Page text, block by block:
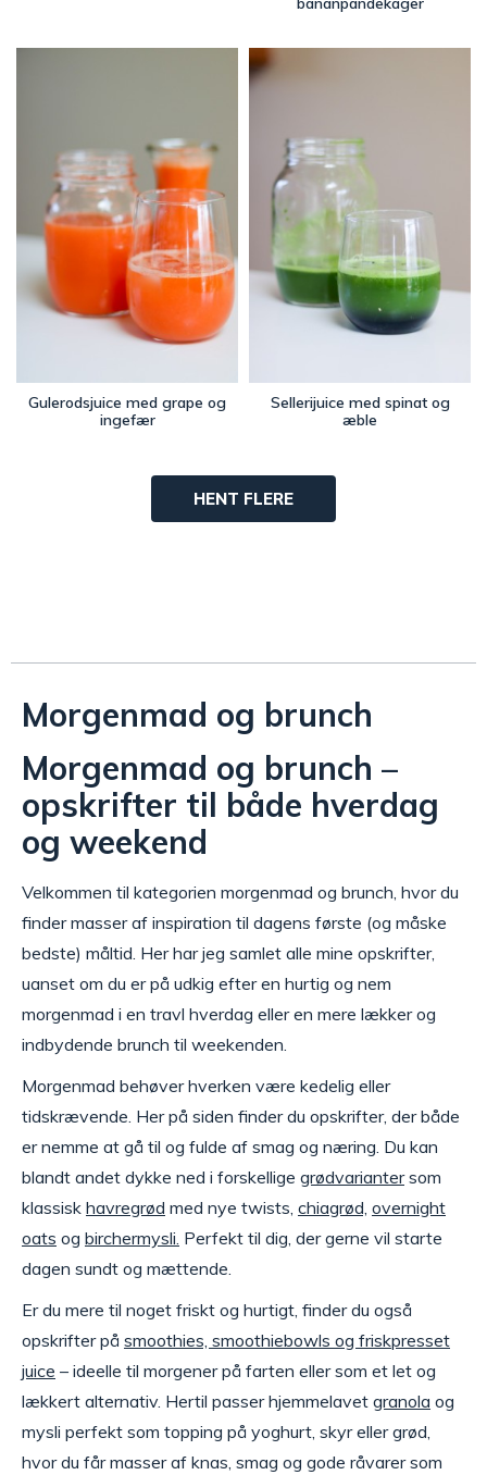
Gulerodsjuice med grape og
ingefær
Sellerijuice med spinat og
æble
HENT FLERE
Morgenmad og brunch
Morgenmad og brunch –
opskrifter til både hverdag
og weekend
Velkommen til kategorien morgenmad og brunch, hvor du
finder masser af inspiration til dagens første (og måske
bedste) måltid. Her har jeg samlet alle mine opskrifter,
uanset om du er på udkig efter en hurtig og nem
morgenmad i en travl hverdag eller en mere lækker og
indbydende brunch til weekenden.
Morgenmad behøver hverken være kedelig eller
tidskrævende. Her på siden finder du opskrifter, der både
er nemme at gå til og fulde af smag og næring. Du kan
blandt andet dykke ned i forskellige grødvariantersom
klassisk havregrød med nye twists, chiagrød, overnight
oats og birchermysli. Perfekt til dig, der gerne vil starte
dagen sundt og mættende.
Er du mere til noget friskt og hurtigt, finder du også
opskrifter på smoothies, smoothiebowls og friskpresset
juice – ideelle til morgener på farten eller som et let og
lækkert alternativ. Hertil passer hjemmelavet granola og
mysli perfekt som topping på yoghurt, skyr eller grød,
hvor du får masser af knas, smag og gode råvarer som